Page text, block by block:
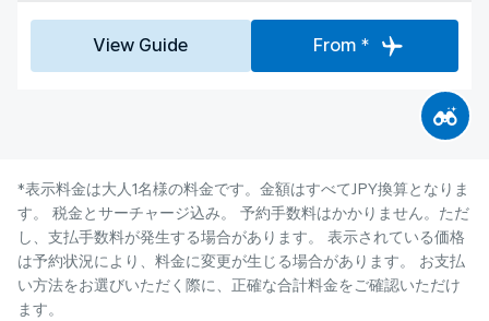
View Guide From *
*表示料金は大人1名様の料金です。金額はすべてJPY換算となりま
す。 税金とサーチャージ込み。 予約手数料はかかりません。ただ
し、支払手数料が発生する場合があります。 表示されている価格
は予約状況により、料金に変更が生じる場合があります。 お支払
い方法をお選びいただく際に、正確な合計料金をご確認いただけ
ます。